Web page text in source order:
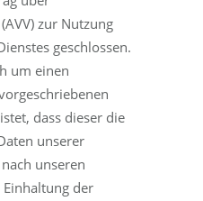
zur Nutzung
geschlossen.
um einen
dass dieser die
unserer
unseren
der